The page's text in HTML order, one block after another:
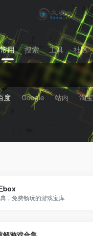
常用 搜索 工具 社区
度 Google 站内 淘宝
box
，免费畅玩的游戏宝库